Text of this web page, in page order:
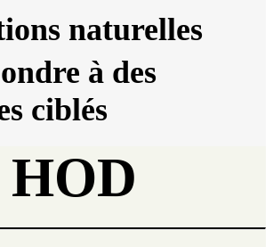
naturelles
à des
ciblés
HOD